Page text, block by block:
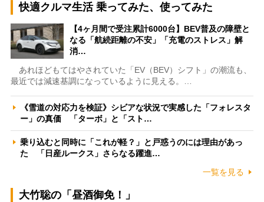
快適クルマ生活 乗ってみた、使ってみた
【4ヶ月間で受注累計6000台】BEV普及の障壁と
なる「航続距離の不安」「充電のストレス」解
消…
あれほどもてはやされていた「EV（BEV）シフト」の潮流も、
最近では減速基調になっているように見える。…
《雪道の対応力を検証》シビアな状況で実感した「フォレスタ
ー」の真価 「ターボ」と「スト…
乗り込むと同時に「これが軽？」と戸惑うのには理由があっ
た 「日産ルークス」さらなる躍進…
一覧を見る
大竹聡の「昼酒御免！」